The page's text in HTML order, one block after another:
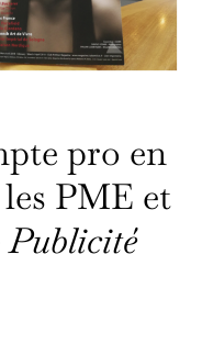
pro en
PME et
Publicité